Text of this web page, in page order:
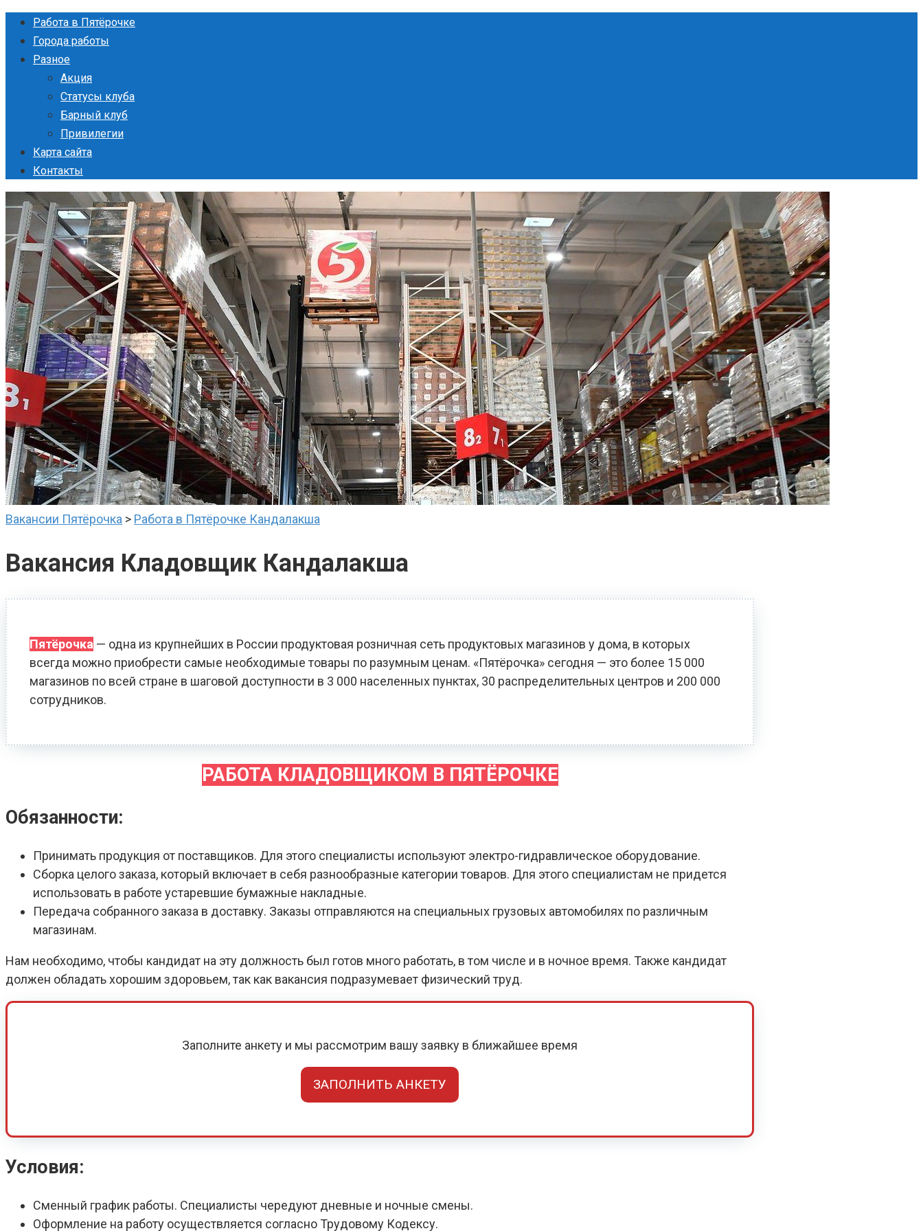
Перейти
контенту
Работа в Пятёрочке
Города работы
Разное
Акция
Статусы клуба
Барный клуб
Привилегии
Карта сайта
Контакты
Вакансии Пятёрочка > Работа в Пятёрочке Кандалакша
Вакансия Кладовщик Кандалакша
Пятёрочка — одна из крупнейших в России продуктовая розничная сеть продуктовых магазинов у дома, в которых
всегда можно приобрести самые необходимые товары по разумным ценам. «Пятёрочка» сегодня — это более 15 000
магазинов по всей стране в шаговой доступности в 3 000 населенных пунктах, 30 распределительных центров и 200 000
сотрудников.
РАБОТА КЛАДОВЩИКОМ В ПЯТЁРОЧКЕ
Обязанности:
Принимать продукция от поставщиков. Для этого специалисты используют электро-гидравлическое оборудование.
Сборка целого заказа, который включает в себя разнообразные категории товаров. Для этого специалистам не придется
использовать в работе устаревшие бумажные накладные.
Передача собранного заказа в доставку. Заказы отправляются на специальных грузовых автомобилях по различным
магазинам.
Нам необходимо, чтобы кандидат на эту должность был готов много работать, в том числе и в ночное время. Также кандидат
должен обладать хорошим здоровьем, так как вакансия подразумевает физический труд.
Заполните анкету и мы рассмотрим вашу заявку в ближайшее время
ЗАПОЛНИТЬ АНКЕТУ
Условия:
Сменный график работы. Специалисты чередуют дневные и ночные смены.
Оформление на работу осуществляется согласно Трудовому Кодексу.